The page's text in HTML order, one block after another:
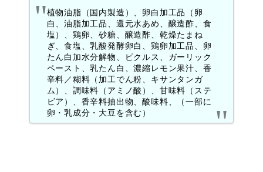
植物油脂（国内製造）、卵白加工品（卵
白、油脂加工品、還元水あめ、醸造酢、食
塩）、鶏卵、砂糖、醸造酢、乾燥たまね
ぎ、食塩、乳酸発酵卵白、鶏卵加工品、卵
たん白加水分解物、ピクルス、ガーリック
ペースト、乳たん白、濃縮レモン果汁、香
辛料／糊料（加工でん粉、キサンタンガ
ム）、調味料（アミノ酸）、甘味料（ステ
ビア）、香辛料抽出物、酸味料、（一部に
卵・乳成分・大豆を含む）